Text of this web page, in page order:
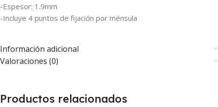
-Espesor: 1.9mm
-Incluye 4 puntos de fijación por ménsula
Información adicional
Valoraciones (0)
Productos relacionados